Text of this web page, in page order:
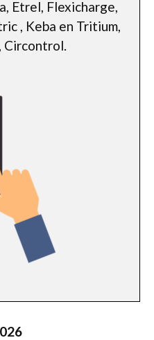
Etrel, Flexicharge,
, Keba en Tritium,
Circontrol.